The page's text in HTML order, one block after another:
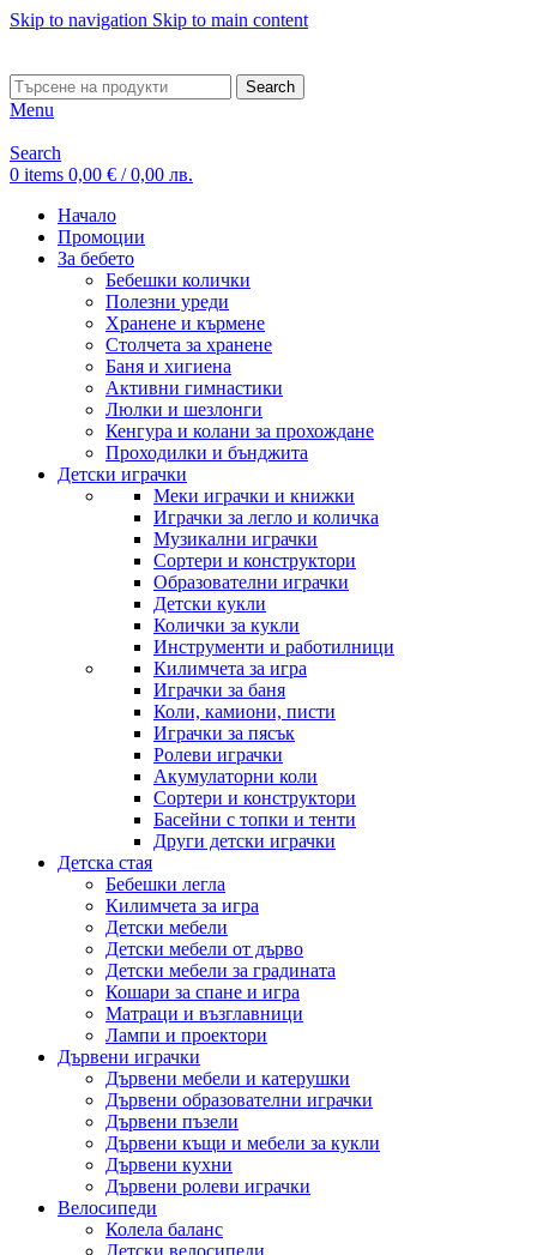
Skip to navigation Skip to main content
Search
Menu
Search
0 items 0,00 € / 0,00 лв.
Начало
Промоции
За бебето
Бебешки колички
Полезни уреди
Хранене и кърмене
Столчета за хранене
Баня и хигиена
Активни гимнастики
Люлки и шезлонги
Кенгура и колани за прохождане
Проходилки и бънджита
Детски играчки
Меки играчки и книжки
Играчки за легло и количка
Музикални играчки
Сортери и конструктори
Образователни играчки
Детски кукли
Колички за кукли
Инструменти и работилници
Килимчета за игра
Играчки за баня
Коли, камиони, писти
Играчки за пясък
Ролеви играчки
Акумулаторни коли
Сортери и конструктори
Басейни с топки и тенти
Други детски играчки
Детска стая
Бебешки легла
Килимчета за игра
Детски мебели
Детски мебели от дърво
Детски мебели за градината
Кошари за спане и игра
Матраци и възглавници
Лампи и проектори
Дървени играчки
Дървени мебели и катерушки
Дървени образователни играчки
Дървени пъзели
Дървени къщи и мебели за кукли
Дървени кухни
Дървени ролеви играчки
Велосипеди
Колела баланс
Детски велосипеди